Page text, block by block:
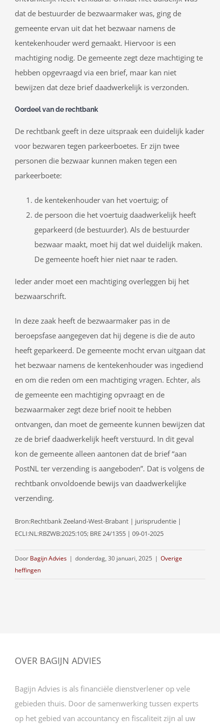
dat de bestuurder de bezwaarmaker was, ging de
gemeente ervan uit dat het bezwaar namens de
kentekenhouder werd gemaakt. Hiervoor is een
machtiging nodig. De gemeente zegt deze machtiging te
hebben opgevraagd via een brief, maar kan niet
bewijzen dat deze brief daadwerkelijk is verzonden.
Oordeel van de rechtbank
De rechtbank geeft in deze uitspraak een duidelijk kader
voor bezwaren tegen parkeerboetes. Er zijn twee
personen die bezwaar kunnen maken tegen een
parkeerboete:
de kentekenhouder van het voertuig; of
de persoon die het voertuig daadwerkelijk heeft
geparkeerd (de bestuurder). Als de bestuurder
bezwaar maakt, moet hij dat wel duidelijk maken.
De gemeente hoeft hier niet naar te raden.
Ieder ander moet een machtiging overleggen bij het
bezwaarschrift.
In deze zaak heeft de bezwaarmaker pas in de
beroepsfase aangegeven dat hij degene is die de auto
heeft geparkeerd. De gemeente mocht ervan uitgaan dat
het bezwaar namens de kentekenhouder was ingediend
en om die reden om een machtiging vragen. Echter, als
de gemeente een machtiging opvraagt en de
bezwaarmaker zegt deze brief nooit te hebben
ontvangen, dan moet de gemeente kunnen bewijzen dat
ze de brief daadwerkelijk heeft verstuurd. In dit geval
kon de gemeente alleen aantonen dat de brief “aan
PostNL ter verzending is aangeboden”. Dat is volgens de
rechtbank onvoldoende bewijs van daadwerkelijke
verzending.
Bron:Rechtbank Zeeland-West-Brabant | jurisprudentie |
ECLI:NL:RBZWB:2025:105; BRE 24/1355 | 09-01-2025
Door Bagijn Advies | donderdag, 30 januari, 2025 | Overige
heffingen
OVER BAGIJN ADVIES
Bagijn Advies is als financiële dienstverlener op vele
gebieden thuis. Door de samenwerking tussen experts
op het gebied van accountancy en fiscaliteit zijn al uw